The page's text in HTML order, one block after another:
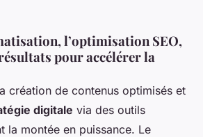
l’optimisation SEO,
pour accélérer la
création de contenus optimisés et
digitale via des outils
la montée en puissance. Le